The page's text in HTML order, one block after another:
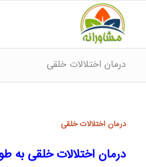
درمان اختلالات خلقی
درمان اختلالات خلقی
درمان اختلالات خلقی به